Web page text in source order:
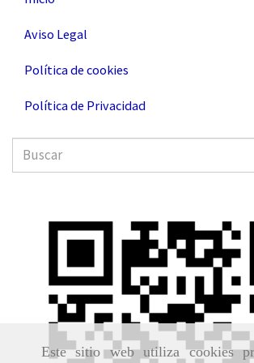
Este sitio web utiliza cookies
Aviso Legal
Política de cookies
Política de Privacidad